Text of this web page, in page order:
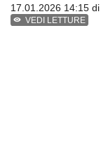
17.01.2026 14:15 di
VEDI LETTURE